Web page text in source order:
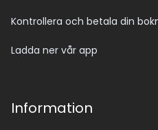
Kontrollera och betala din
Ladda ner vår app
Information